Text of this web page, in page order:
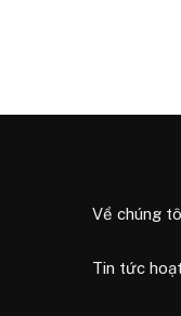
Về chúng
Tin tức